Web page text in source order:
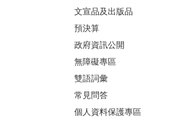
文宣品及出版品
預決算
政府資訊公開
無障礙專區
雙語詞彙
常見問答
個人資料保護專區